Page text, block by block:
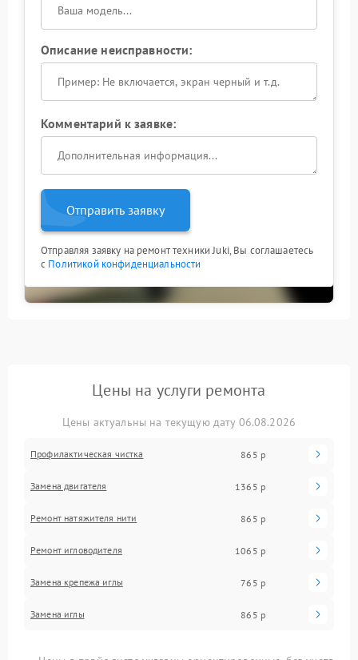
Описание неисправности:
Комментарий к заявке:
Отправить заявку
Отправляя заявку на ремонт техники Juki, Вы соглашаетесь
с Политикой конфиденциальности
Цены на услуги ремонта
Цены актуальны на текущую дату 06.08.2026
Профилактическая чистка 865 р
Замена двигателя 1365 р
Ремонт натяжителя нити 865 р
Ремонт игловодителя 1065 р
Замена крепежа иглы 765 р
Замена иглы 865 р